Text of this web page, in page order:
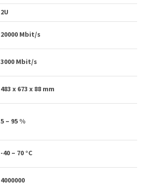
2U
20000 Mbit/s
3000 Mbit/s
483 x 673 x 88 mm
5 – 95 %
-40 – 70 °C
4000000